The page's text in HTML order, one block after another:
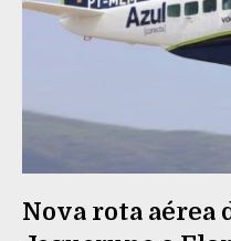
Nova rota aérea